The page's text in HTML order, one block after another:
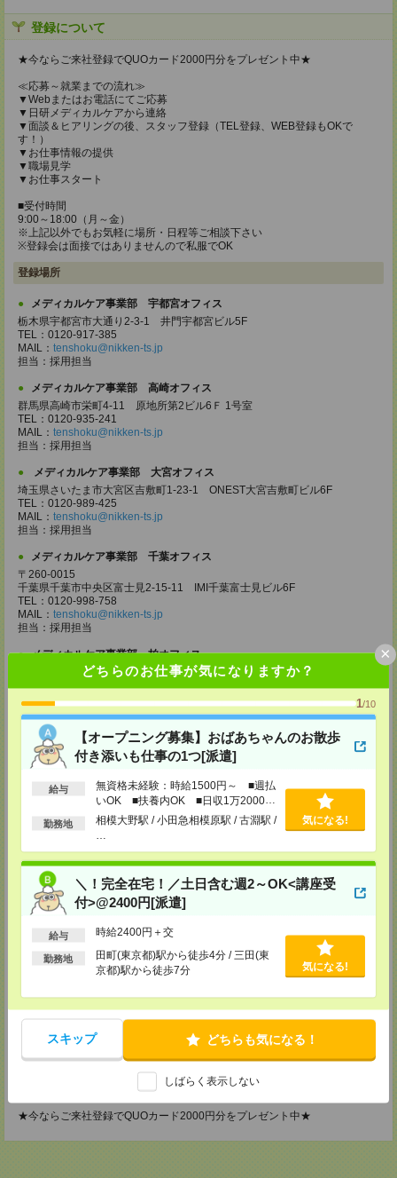
どちらのお仕事が気になりますか？
1/10
【オープニング募集】おばあちゃんのお散歩
付き添いも仕事の1つ[派遣]
給与
無資格未経験：時給1500円～ ■週払
いOK ■扶養内OK ■日収1万2000円
以上
勤務地
相模大野駅 / 小田急相模原駅 / 古淵駅 /
気になる!
＼！完全在宅！／土日含む週2～OK<講座受
付>@2400円[派遣]
給与 時給2400円＋交
勤務地
田町(東京都)駅から徒歩4分 / 三田(東
京都)駅から徒歩7分
気になる!
スキップ どちらも気になる！
しばらく表示しない
×
登録について
★今ならご来社登録でQUOカード2000円分をプレゼント中★
≪応募～就業までの流れ≫
▼Webまたはお電話にてご応募
▼日研メディカルケアから連絡
▼面談＆ヒアリングの後、スタッフ登録（TEL登録、WEB登録もOKで
す！）
▼お仕事情報の提供
▼職場見学
▼お仕事スタート
■受付時間
9:00～18:00（月～金）
※上記以外でもお気軽に場所・日程等ご相談下さい
※登録会は面接ではありませんので私服でOK
登録場所
メディカルケア事業部 宇都宮オフィス
栃木県宇都宮市大通り2-3-1 井門宇都宮ビル5F
TEL：0120-917-385
MAIL： tenshoku@nikken-ts.jp
担当：採用担当
メディカルケア事業部 高崎オフィス
群馬県高崎市栄町4-11 原地所第2ビル6Ｆ 1号室
TEL：0120-935-241
MAIL： tenshoku@nikken-ts.jp
担当：採用担当
メディカルケア事業部 大宮オフィス
埼玉県さいたま市大宮区吉敷町1-23-1 ONEST大宮吉敷町ビル6F
TEL：0120-989-425
MAIL： tenshoku@nikken-ts.jp
担当：採用担当
メディカルケア事業部 千葉オフィス
〒260-0015
千葉県千葉市中央区富士見2-15-11 IMI千葉富士見ビル6F
TEL：0120-998-758
MAIL： tenshoku@nikken-ts.jp
担当：採用担当
メディカルケア事業部 柏オフィス
千葉県柏市末広町5-19 第12関口ビル7F 705号室
TEL：0120-935-218
MAIL：tenshoku@nikken-ts.jp
担当：採用担当
メディカルケア事業部 新宿オフィス
東京都新宿区新宿2-3-10 新宿御苑ビル6階
TEL：0120-457-235
MAIL：tenshoku@nikken-ts.jp
担当：採用担当
メディカルケア事業部 立川事業所
東京都立川市錦町1-12-14
TEL：0120-934-200
MAIL：tenshoku@nikken-ts.jp
担当：採用担当
メディカルケア事業部 町田オフィス
東京都町田市森野1-7-23 大樹生命町田ビル6F
TEL：0120-453-285
MAIL：tenshoku@nikken-ts.jp
担当：採用担当
神奈川県横浜市保土ケ谷区神戸町134 横浜ビジネスパークサウスタワー
2F B区画
TEL：0120-901-799
担当：採用担当
★今ならご来社登録でQUOカード2000円分をプレゼント中★